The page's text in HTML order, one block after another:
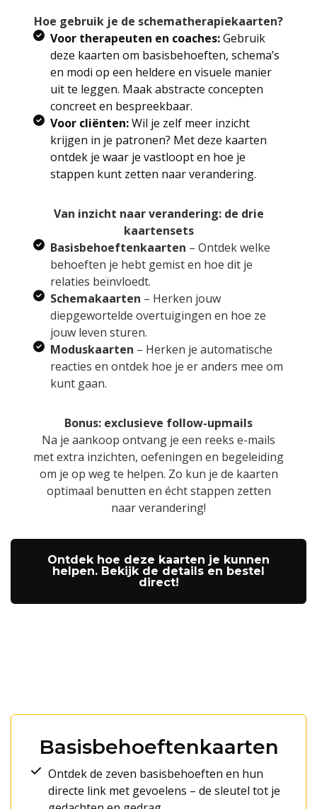
Hoe gebruik je de schematherapiekaarten?
Voor therapeuten en coaches:Gebruik
deze kaarten om basisbehoeften, schema’s
en modi op een heldere en visuele manier
uit te leggen. Maak abstracte concepten
concreet en bespreekbaar.
Voor cliënten:Wil je zelf meer inzicht
krijgen in je patronen? Met deze kaarten
ontdek je waar je vastloopt en hoe je
stappen kunt zetten naar verandering.
Van inzicht naar verandering: de drie
kaartensets
Basisbehoeftenkaarten – Ontdek welke
behoeften je hebt gemist en hoe dit je
relaties beïnvloedt.
Schemakaarten – Herken jouw
diepgewortelde overtuigingen en hoe ze
jouw leven sturen.
Moduskaarten – Herken je automatische
reacties en ontdek hoe je er anders mee om
kunt gaan.
Bonus: exclusieve follow-upmails
Na je aankoop ontvang je een reeks e-mails
met extra inzichten, oefeningen en begeleiding
om je op weg te helpen. Zo kun je de kaarten
optimaal benutten en écht stappen zetten
naar verandering!
Ontdek hoe deze kaarten je kunnen
helpen. Bekijk de details en bestel
direct!
Basisbehoeftenkaarten
Ontdek de zeven basisbehoeften en hun
directe link met gevoelens – de sleutel tot je